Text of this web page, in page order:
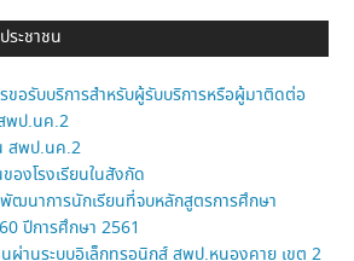
ะชาชน
ขอรับบริการสำหรับผู้รับบริการหรือผู้มาติดต่อ
พป.นค.2
สพป.นค.2
องโรงเรียนในสังกัด
พัฒนาการนักเรียนที่จบหลักสูตรการศึกษา
ปีการศึกษา 2561
นผ่านระบบอิเล็กทรอนิกส์ สพป.หนองคาย เขต 2